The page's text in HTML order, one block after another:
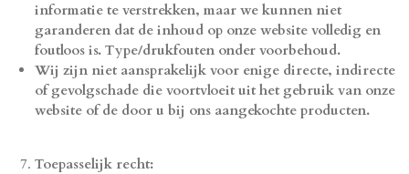
informatie te verstrekken, maar we kunnen niet
garanderen dat de inhoud op onze website volledig en
foutloos is. Type/drukfouten onder voorbehoud.
Wij zijn niet aansprakelijk voor enige directe, indirecte
of gevolgschade die voortvloeit uit het gebruik van onze
website of de door u bij ons aangekochte producten.
Toepasselijk recht: